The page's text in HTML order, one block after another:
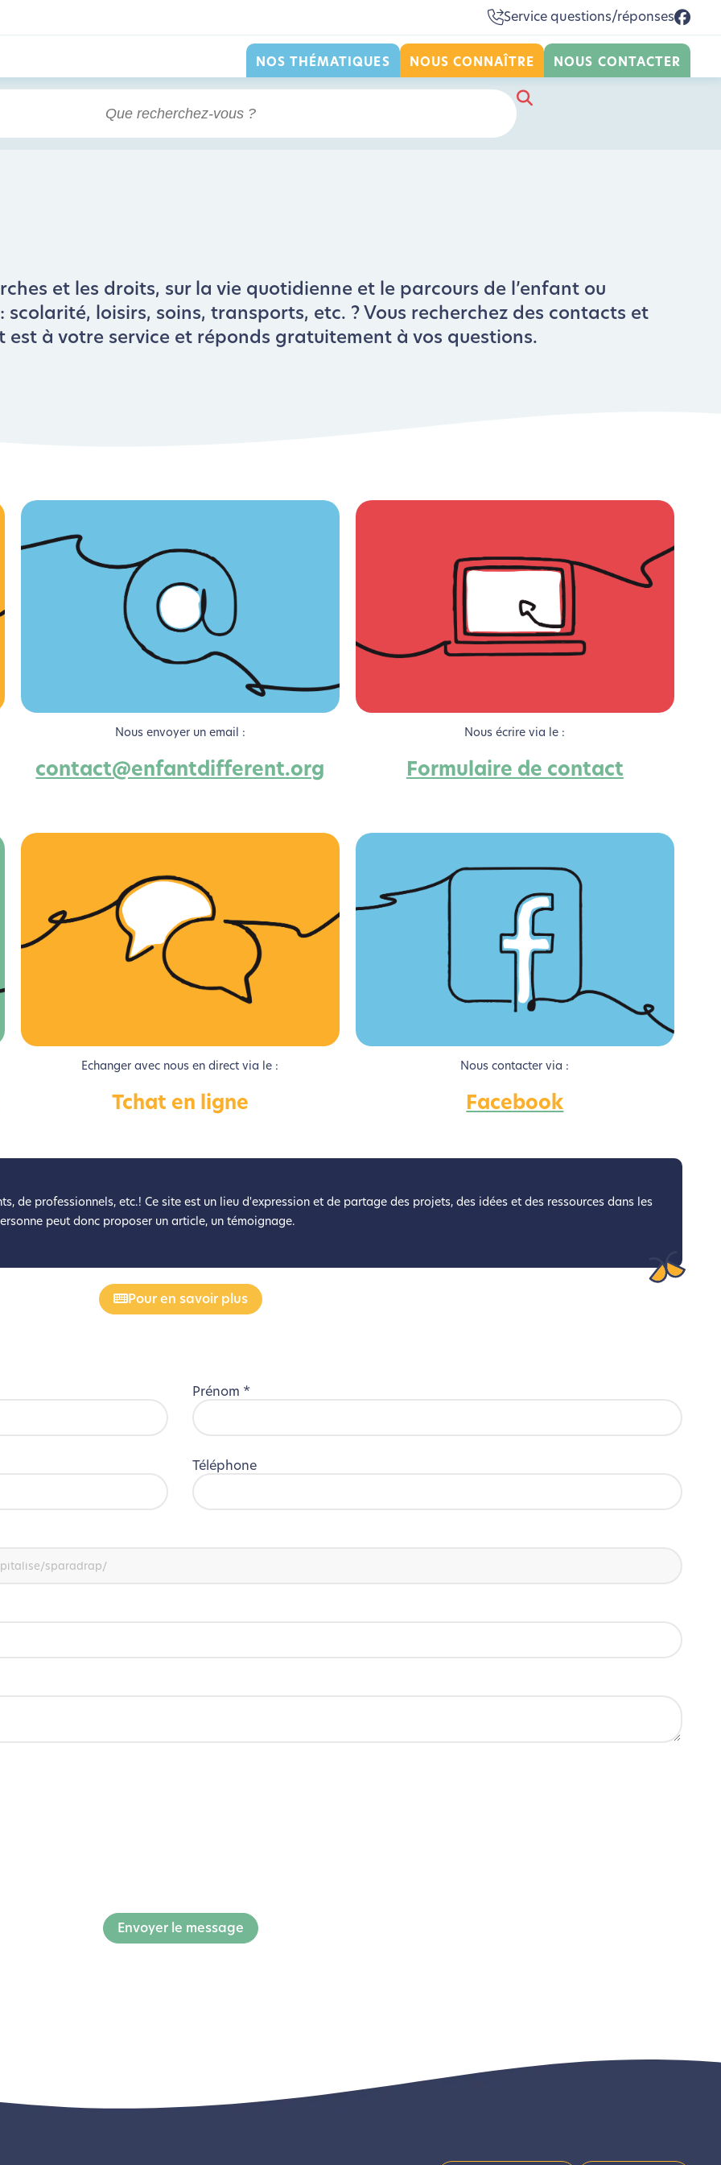
Service questions/réponses
NOS THÉMATIQUES NOUS CONNAÎTRE NOUS CONTACTER
ça vous concerne aussi !
ce site Internet dans le cadre d’une démarche forte d’écoconception.
diminuer drastiquement les besoins énergétiques nécessaires à votre navigation, vous pouvez
Merci pour votre contribution !
et les droits, sur la vie quotidienne et le parcours de l’enfant ou
loisirs, soins, transports, etc. ? Vous recherchez des contacts et
est à votre service et réponds gratuitement à vos questions.
Nous envoyer un email :
contact@enfantdifferent.org
Nous écrire via le :
Formulaire de contact
Echanger avec nous en direct via le :
Tchat en ligne
Nous contacter via :
Facebook
de professionnels, etc.! Ce site est un lieu d'expression et de partage des projets, des idées et des ressources dans les
peut donc proposer un article, un témoignage.
Pour en savoir plus
Prénom *
Téléphone
Envoyer le message